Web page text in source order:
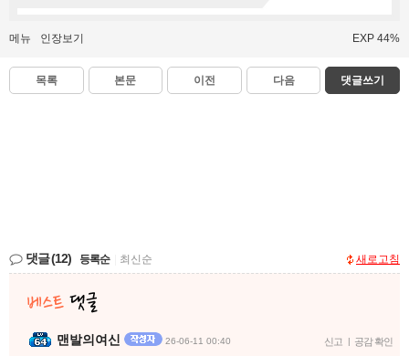
메뉴 인장보기 EXP 44%
목록 본문 이전 다음 댓글쓰기
댓글(12) 등록순 최신순 새로고침
맨발의여신 26-06-11 00:40 신고 | 공감 확인